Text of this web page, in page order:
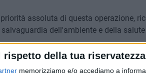
rispetto della tua
memorizziamo e/o accediamo a
assoluta di questa operazione,
dell'ambiente e della
comunicazioni ufficialiriguardo
prime fasi di messa in sicurezza del